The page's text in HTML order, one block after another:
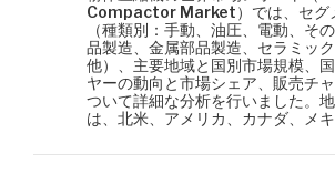
Compactor Market）では、セグ
（種類別：手動、油圧、電動、そ
品製造、金属部品製造、セラミッ
他）、主要地域と国別市場規模、
ヤーの動向と市場シェア、販売チ
ついて詳細な分析を行いました。
は、北米、アメリカ、カナダ、メ